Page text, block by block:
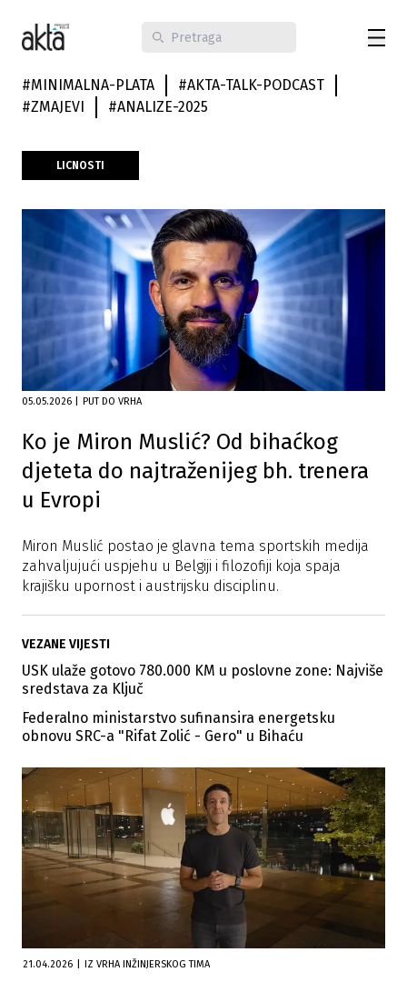
#MINIMALNA-PLATA #AKTA-TALK-PODCAST
#ZMAJEVI #ANALIZE-2025
LICNOSTI
05.05.2026 PUT DO VRHA
Ko je Miron Muslić? Od bihaćkog
djeteta do najtraženijeg bh. trenera
u Evropi
Miron Muslić postao je glavna tema sportskih medija
zahvaljujući uspjehu u Belgiji i filozofiji koja spaja
krajišku upornost i austrijsku disciplinu.
VEZANE VIJESTI
USK ulaže gotovo 780.000 KM u poslovne zone: Najviše
sredstava za Ključ
Federalno ministarstvo sufinansira energetsku
obnovu SRC-a "Rifat Zolić - Gero" u Bihaću
21.04.2026 IZ VRHA INŽINJERSKOG TIMA